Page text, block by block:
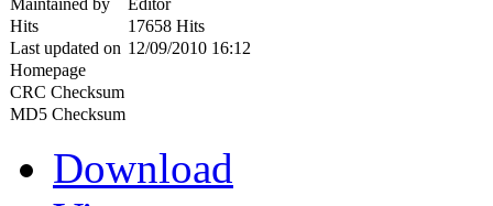
Maintained by
Editor
Hits
17658 Hits
Last updated on 12/09/2010 16:12
Homepage
CRC Checksum
MD5 Checksum
Download